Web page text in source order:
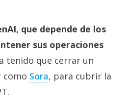
que depende de los
sus operaciones
tenido que cerrar un
como Sora‎, para cubrir la